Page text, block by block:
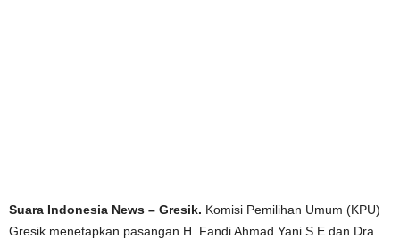
Suara Indonesia News – Gresik. Komisi Pemilihan Umum (KPU)
Gresik menetapkan pasangan H. Fandi Ahmad Yani S.E dan Dra.